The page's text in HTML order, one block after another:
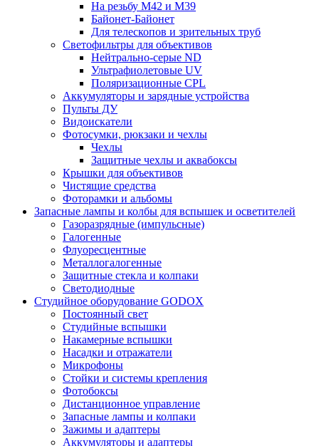
На резьбу М42 и М39
Байонет-Байонет
Для телескопов и зрительных труб
Светофильтры для объективов
Нейтрально-серые ND
Ультрафиолетовые UV
Поляризационные CPL
Аккумуляторы и зарядные устройства
Пульты ДУ
Видоискатели
Фотосумки, рюкзаки и чехлы
Чехлы
Защитные чехлы и аквабоксы
Крышки для объективов
Чистящие средства
Фоторамки и альбомы
Запасные лампы и колбы для вспышек и осветителей
Газоразрядные (импульсные)
Галогенные
Флуоресцентные
Металлогалогенные
Защитные стекла и колпаки
Светодиодные
Студийное оборудование GODOX
Постоянный свет
Студийные вспышки
Накамерные вспышки
Насадки и отражатели
Микрофоны
Стойки и системы крепления
Фотобоксы
Дистанционное управление
Запасные лампы и колпаки
Зажимы и адаптеры
Аккумуляторы и адаптеры